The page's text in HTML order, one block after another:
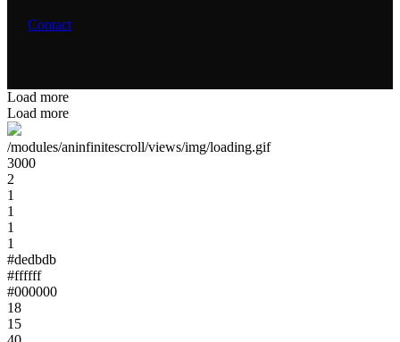
Contact
Load more
Load more
/modules/aninfinitescroll/views/img/loading.gif
3000
2
1
1
1
1
#dedbdb
#ffffff
#000000
18
15